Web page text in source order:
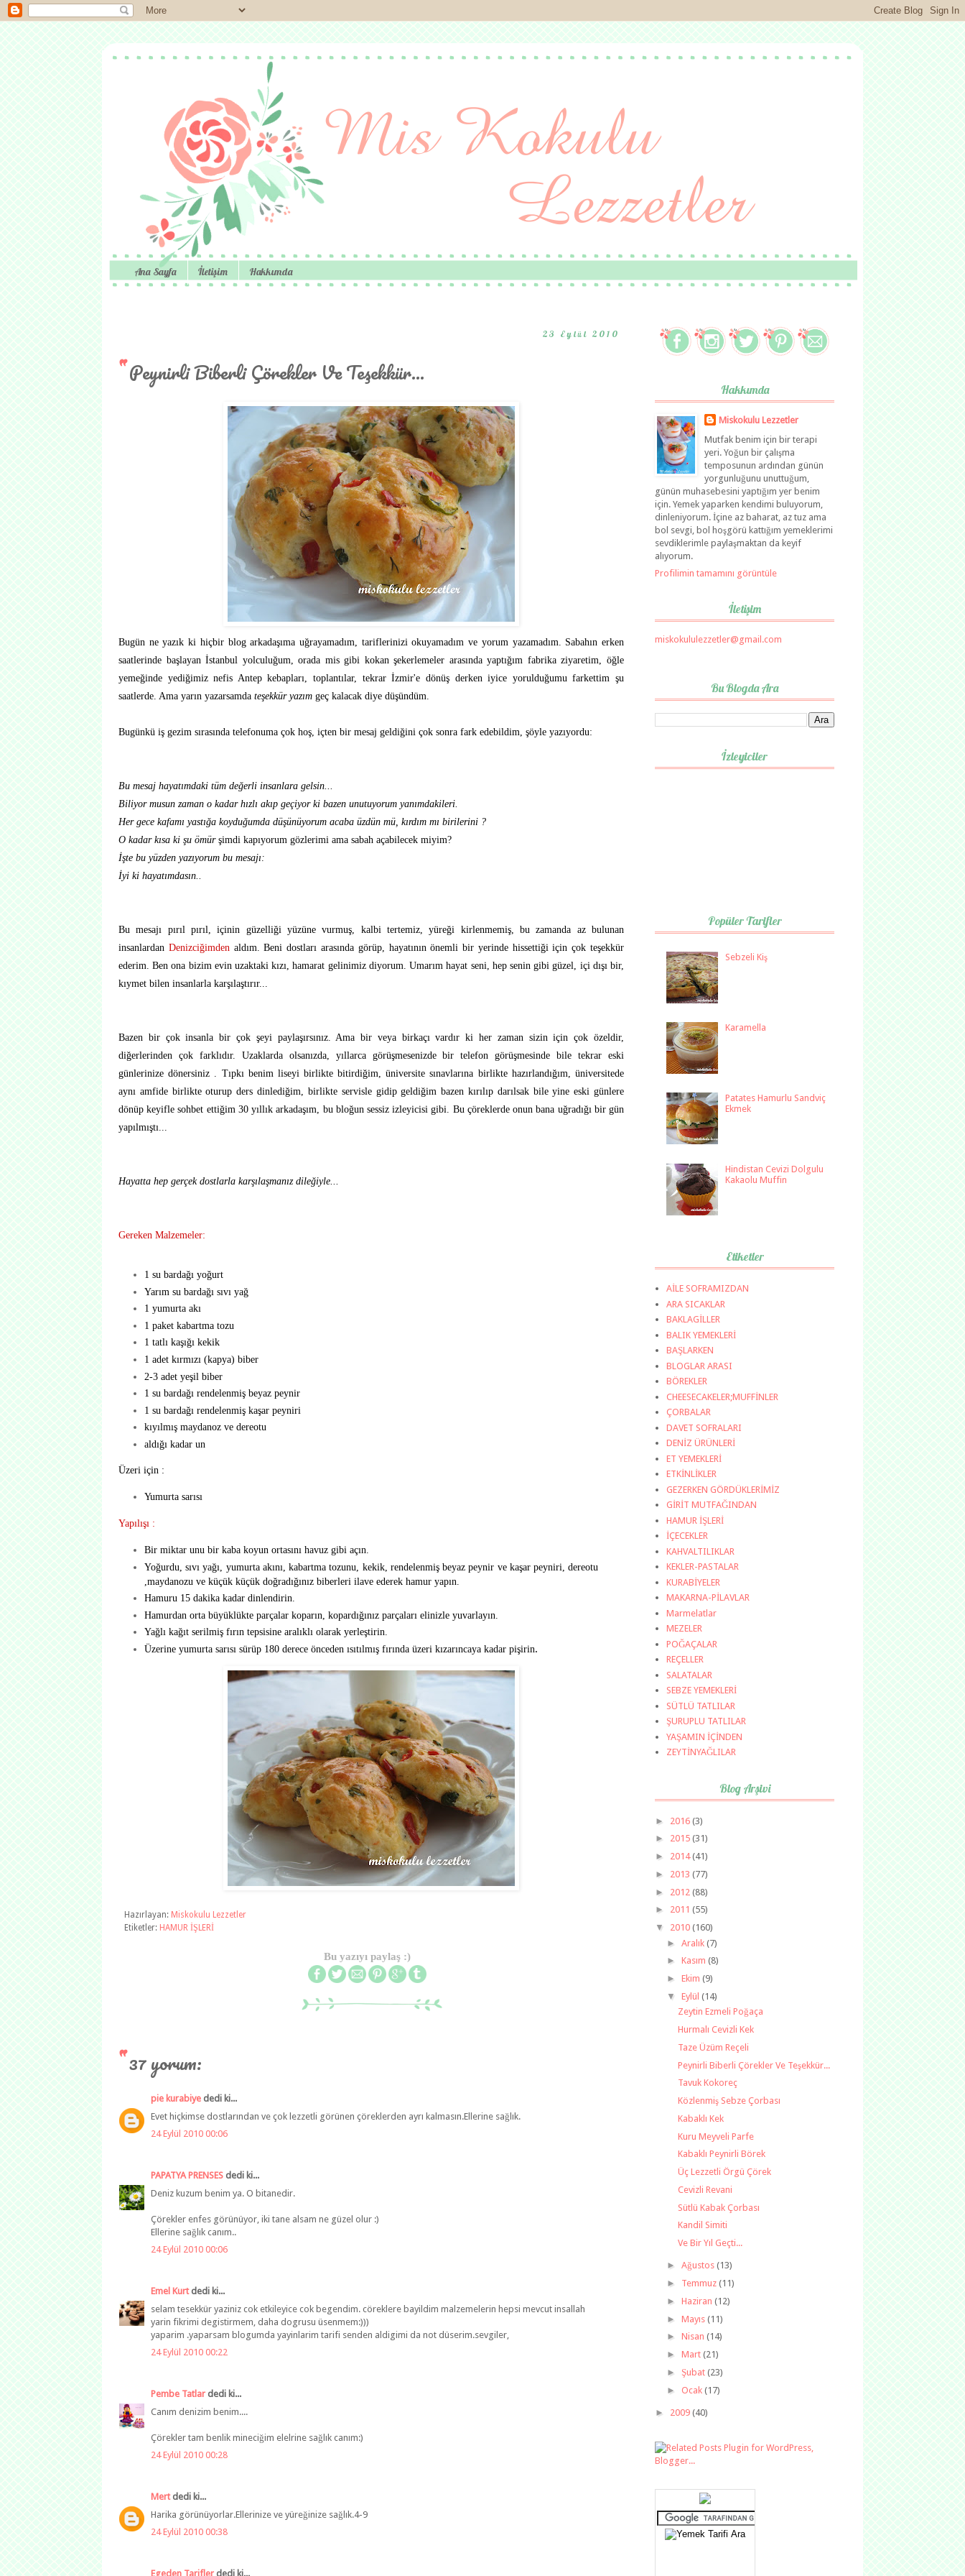
Ana Sayfa İletişim Hakkımda
23 Eylül 2010
Peynirli Biberli Çörekler Ve Teşekkür...
Bugün ne yazık ki hiçbir blog arkadaşıma uğrayamadım, tariflerinizi okuyamadım ve yorum yazamadım. Sabahın erken
saatlerinde başlayan İstanbul yolculuğum, orada mis gibi kokan şekerlemeler arasında yaptığım fabrika ziyaretim, öğle
yemeğinde yediğimiz nefis Antep kebapları, toplantılar, tekrar İzmir'e dönüş derken iyice yorulduğumu farkettim şu
saatlerde. Ama yarın yazarsamda teşekkür yazım geç kalacak diye düşündüm.
Bugünkü iş gezim sırasında telefonuma çok hoş, içten bir mesaj geldiğini çok sonra fark edebildim, şöyle yazıyordu:
Bu mesaj hayatımdaki tüm değerli insanlara gelsin...
Biliyor musun zaman o kadar hızlı akıp geçiyor ki bazen unutuyorum yanımdakileri.
Her gece kafamı yastığa koyduğumda düşünüyorum acaba üzdün mü, kırdım mı birilerini ?
O kadar kısa ki şu ömürşimdi kapıyorum gözlerimi ama sabah açabilecek miyim?
İşte bu yüzden yazıyorum bu mesajı:
İyi ki hayatımdasın..
Bu mesajı pırıl pırıl, içinin güzelliği yüzüne vurmuş, kalbi tertemiz, yüreği kirlenmemiş, bu zamanda az bulunan
insanlardan Denizciğimden aldım. Beni dostları arasında görüp, hayatının önemli bir yerinde hissettiği için çok teşekkür
ederim. Ben ona bizim evin uzaktaki kızı, hamarat gelinimiz diyorum. Umarım hayat seni, hep senin gibi güzel, içi dışı bir,
kıymet bilen insanlarla karşılaştırır...
Bazen bir çok insanla bir çok şeyi paylaşırsınız. Ama bir veya birkaçı vardır ki her zaman sizin için çok özeldir,
diğerlerinden çok farklıdır. Uzaklarda olsanızda, yıllarca görüşmesenizde bir telefon görüşmesinde bile tekrar eski
günlerinize dönersiniz . Tıpkı benim liseyi birlikte bitirdiğim, üniversite sınavlarına birlikte hazırlandığım, üniversitede
aynı amfide birlikte oturup ders dinlediğim, birlikte servisle gidip geldiğim bazen kırılıp darılsak bile yine eski günlere
dönüp keyifle sohbet ettiğim 30 yıllık arkadaşım, bu bloğun sessiz izleyicisi gibi. Bu çöreklerde onun bana uğradığı bir gün
yapılmıştı...
Hayatta hep gerçek dostlarla karşılaşmanız dileğiyle...
Gereken Malzemeler:
1 su bardağı yoğurt
Yarım su bardağı sıvı yağ
1 yumurta akı
1 paket kabartma tozu
1 tatlı kaşığı kekik
1 adet kırmızı (kapya) biber
2-3 adet yeşil biber
1 su bardağı rendelenmiş beyaz peynir
1 su bardağı rendelenmiş kaşar peyniri
kıyılmış maydanoz ve dereotu
aldığı kadar un
Üzeri için :
Yumurta sarısı
Yapılışı :
Bir miktar unu bir kaba koyun ortasını havuz gibi açın.
Yoğurdu, sıvı yağı, yumurta akını, kabartma tozunu, kekik, rendelenmiş beyaz peynir ve kaşar peyniri, dereotu
,maydanozu ve küçük küçük doğradığınız biberleri ilave ederek hamur yapın.
Hamuru 15 dakika kadar dinlendirin.
Hamurdan orta büyüklükte parçalar koparın, kopardığınız parçaları elinizle yuvarlayın.
Yağlı kağıt serilmiş fırın tepsisine aralıklı olarak yerleştirin.
Üzerine yumurta sarısı sürüp 180 derece önceden ısıtılmış fırında üzeri kızarıncaya kadar pişirin.
Hazırlayan: Miskokulu Lezzetler
Etiketler: HAMUR İŞLERİ
Bu yazıyı paylaş :)
37 yorum:
pie kurabiye dedi ki...
Evet hiçkimse dostlarından ve çok lezzetli görünen çöreklerden ayrı kalmasın.Ellerine sağlık.
24 Eylül 2010 00:06
PAPATYA PRENSES dedi ki...
Deniz kuzum benim ya. O bitanedir.
Çörekler enfes görünüyor, iki tane alsam ne güzel olur :)
Ellerine sağlık canım..
24 Eylül 2010 00:06
Emel Kurtdedi ki...
selam tesekkür yaziniz cok etkileyice cok begendim. cöreklere bayildim malzemelerin hepsi mevcut insallah
yarin fikrimi degistirmem, daha dogrusu üsenmem:)))
yaparim .yaparsam blogumda yayinlarim tarifi senden aldigimi da not düserim.sevgiler,
24 Eylül 2010 00:22
Pembe Tatlar dedi ki...
Canım denizim benim....
Çörekler tam benlik mineciğim elelrine sağlık canım:)
24 Eylül 2010 00:28
Mertdedi ki...
Harika görünüyorlar.Ellerinize ve yüreğinize sağlık.4-9
24 Eylül 2010 00:38
Egeden Tarifler dedi ki...
Hakkımda
Miskokulu Lezzetler
Mutfak benim için bir terapi
yeri. Yoğun bir çalışma
temposunun ardından günün
yorgunluğunu unuttuğum,
günün muhasebesini yaptığım yer benim
için. Yemek yaparken kendimi buluyorum,
dinleniyorum. İçine az baharat, az tuz ama
bol sevgi, bol hoşgörü kattığım yemeklerimi
sevdiklerimle paylaşmaktan da keyif
alıyorum.
Profilimin tamamını görüntüle
İletişim
miskokululezzetler@gmail.com
Bu Blogda Ara
İzleyiciler
Popüler Tarifler
Sebzeli Kiş
Karamella
Patates Hamurlu Sandviç
Ekmek
Hindistan Cevizi Dolgulu
Kakaolu Muffin
Etiketler
AİLE SOFRAMIZDAN
ARA SICAKLAR
BAKLAGİLLER
BALIK YEMEKLERİ
BAŞLARKEN
BLOGLAR ARASI
BÖREKLER
CHEESECAKELER;MUFFİNLER
ÇORBALAR
DAVET SOFRALARI
DENİZ ÜRÜNLERİ
ET YEMEKLERİ
ETKİNLİKLER
GEZERKEN GÖRDÜKLERİMİZ
GİRİT MUTFAĞINDAN
HAMUR İŞLERİ
İÇECEKLER
KAHVALTILIKLAR
KEKLER-PASTALAR
KURABİYELER
MAKARNA-PİLAVLAR
Marmelatlar
MEZELER
POĞAÇALAR
REÇELLER
SALATALAR
SEBZE YEMEKLERİ
SÜTLÜ TATLILAR
ŞURUPLU TATLILAR
YAŞAMIN İÇİNDEN
ZEYTİNYAĞLILAR
Blog Arşivi
► 2016 (3)
► 2015 (31)
► 2014(41)
► 2013 (77)
► 2012 (88)
► 2011 (55)
▼ 2010 (160)
► Aralık (7)
► Kasım (8)
► Ekim (9)
▼ Eylül (14)
Zeytin Ezmeli Poğaça
Hurmalı Cevizli Kek
Taze Üzüm Reçeli
Peynirli Biberli Çörekler Ve Teşekkür...
Tavuk Kokoreç
Közlenmiş Sebze Çorbası
Kabaklı Kek
Kuru Meyveli Parfe
Kabaklı Peynirli Börek
Üç Lezzetli Örgü Çörek
Cevizli Revani
Sütlü Kabak Çorbası
Kandil Simiti
Ve Bir Yıl Geçti...
► Ağustos (13)
► Temmuz (11)
► Haziran (12)
► Mayıs (11)
► Nisan (14)
► Mart (21)
► Şubat (23)
► Ocak (17)
► 2009 (40)